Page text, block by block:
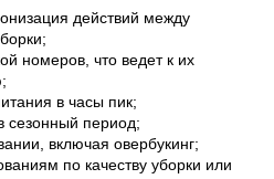
действий между
номеров, что ведет к их
в часы пик;
сезонный период;
включая овербукинг;
по качеству уборки или